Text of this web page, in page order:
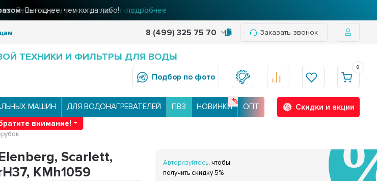
Решения для очистки воды подробнее
8 (499) 325 75 70 Заказать звонок
ТЕХНИКИ И ФИЛЬТРЫ ДЛЯ ВОДЫ
Подбор по фото
0
МАШИН ДЛЯ ВОДОНАГРЕВАТЕЛЕЙ ПВЗ НОВИНКИ ОПТ
Скидки и акции
внимание!
Scarlett,
KMh1059
Авторизуйтесь, чтобы
получить скидку 5%